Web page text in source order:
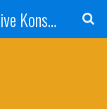
Konsumpf - Forum für kreative Konsumkritik - Culture Jamming, Nachhaltigkeit, Konzernkritik, Adbusting